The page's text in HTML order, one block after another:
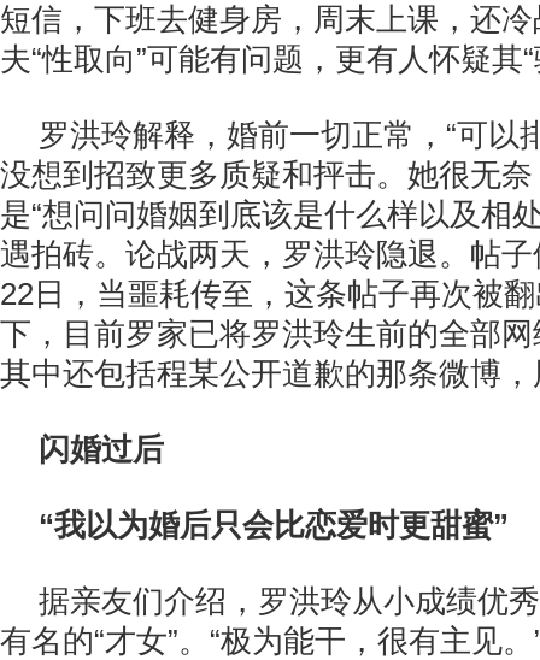
短信，下班去健身房，周末上课，还
夫“性取向”可能有问题，更有人怀疑其
罗洪玲解释，婚前一切正常，“可以
没想到招致更多质疑和抨击。她很无
是“想问问婚姻到底该是什么样以及相
遇拍砖。论战两天，罗洪玲隐退。帖
22日，当噩耗传至，这条帖子再次被
下，目前罗家已将罗洪玲生前的全部
其中还包括程某公开道歉的那条微博
闪婚过后
“我以为婚后只会比恋爱时更甜蜜”
据亲友们介绍，罗洪玲从小成绩优
有名的“才女”。“极为能干，很有主见